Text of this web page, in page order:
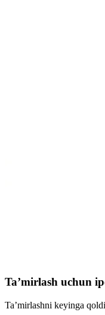
Ta’mirlash uchun
Ta’mirlashni keyinga